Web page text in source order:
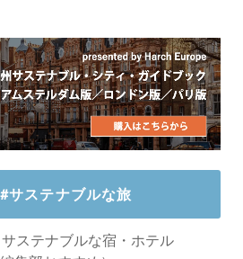
サステナブルな旅
サステナブルな宿・ホテル